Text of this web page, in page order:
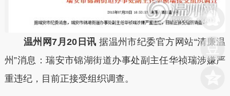
温州网7月20日讯据温州市纪委官方网站“清廉温
州”消息：瑞安市锦湖街道办事处副主任华祯瑞涉嫌严
重违纪，目前正接受组织调查。